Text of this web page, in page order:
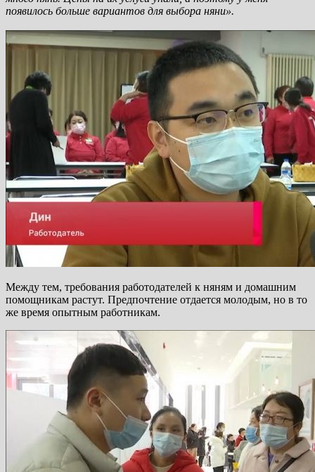
появилось больше вариантов для выбора няни».
Между тем, требования работодателей к няням и домашним
помощникам растут. Предпочтение отдается молодым, но в то
же время опытным работникам.